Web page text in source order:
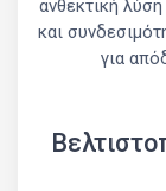
ανθεκτική
και
για